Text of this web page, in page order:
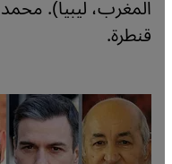
المغرب، ليبيا).
قنطرة.